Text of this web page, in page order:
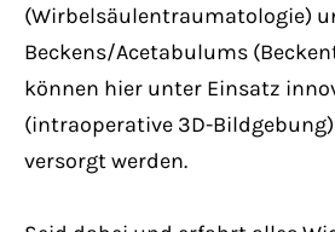
(Wirbelsäulentraumatologie)
Beckens/Acetabulums
können hier unter Einsatz
(intraoperative 3D-
versorgt werden.